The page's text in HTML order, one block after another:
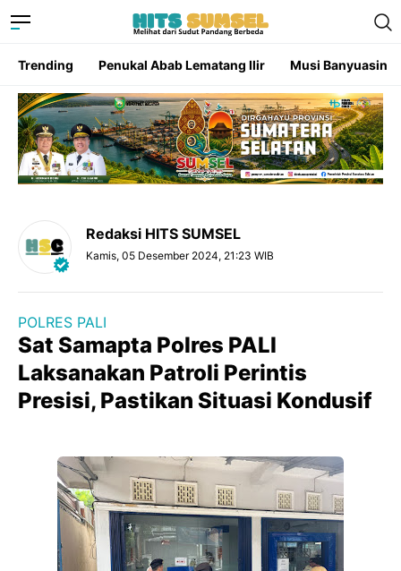
Trending Penukal Abab Lematang Ilir Musi Banyuasin
Redaksi HITS SUMSEL
Kamis, 05 Desember 2024, 21:23 WIB
POLRES PALI
Sat Samapta Polres PALI
Laksanakan Patroli Perintis
Presisi, Pastikan Situasi Kondusif